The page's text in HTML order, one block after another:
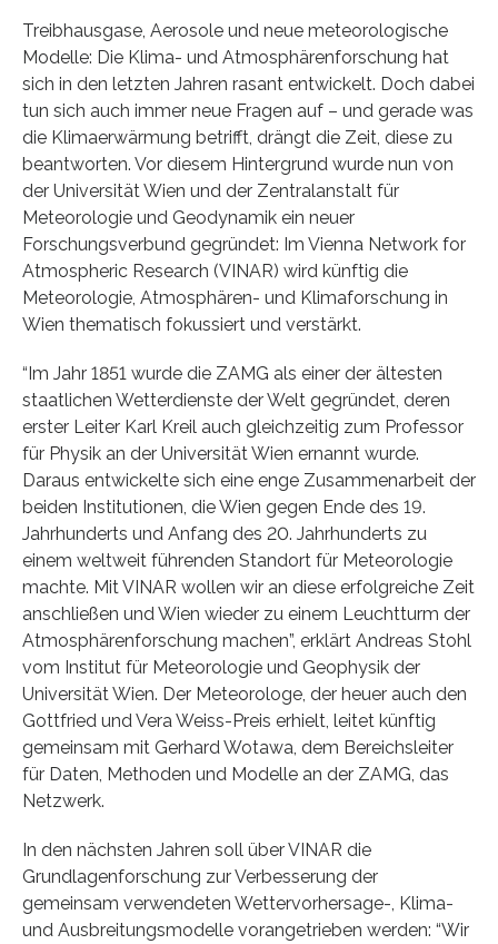
Treibhausgase, Aerosole und neue meteorologische
Modelle: Die Klima- und Atmosphärenforschung hat
sich in den letzten Jahren rasant entwickelt. Doch dabei
tun sich auch immer neue Fragen auf – und gerade was
die Klimaerwärmung betrifft, drängt die Zeit, diese zu
beantworten. Vor diesem Hintergrund wurde nun von
der Universität Wien und der Zentralanstalt für
Meteorologie und Geodynamik ein neuer
Forschungsverbund gegründet: Im Vienna Network for
Atmospheric Research (VINAR) wird künftig die
Meteorologie, Atmosphären- und Klimaforschung in
Wien thematisch fokussiert und verstärkt.
“Im Jahr 1851 wurde die ZAMG als einer der ältesten
staatlichen Wetterdienste der Welt gegründet, deren
erster Leiter Karl Kreil auch gleichzeitig zum Professor
für Physik an der Universität Wien ernannt wurde.
Daraus entwickelte sich eine enge Zusammenarbeit der
beiden Institutionen, die Wien gegen Ende des 19.
Jahrhunderts und Anfang des 20. Jahrhunderts zu
einem weltweit führenden Standort für Meteorologie
machte. Mit VINAR wollen wir an diese erfolgreiche Zeit
anschließen und Wien wieder zu einem Leuchtturm der
Atmosphärenforschung machen”, erklärt Andreas Stohl
vom Institut für Meteorologie und Geophysik der
Universität Wien. Der Meteorologe, der heuer auch den
Gottfried und Vera Weiss-Preis erhielt, leitet künftig
gemeinsam mit Gerhard Wotawa, dem Bereichsleiter
für Daten, Methoden und Modelle an der ZAMG, das
Netzwerk.
In den nächsten Jahren soll über VINAR die
Grundlagenforschung zur Verbesserung der
gemeinsam verwendeten Wettervorhersage-, Klima-
und Ausbreitungsmodelle vorangetrieben werden: “Wir